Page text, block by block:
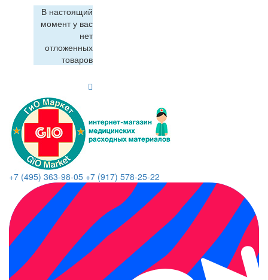
В настоящий
момент у вас
нет
отложенных
товаров
+7 (495) 363-98-05 +7 (917) 578-25-22